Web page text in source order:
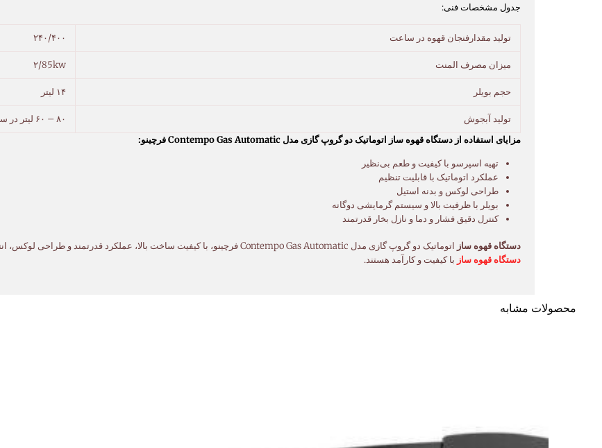
جدول مشخصات فنی:
تولید مقدارفنجان قهوه در ساعت ۲۴۰/۴۰۰
میزان مصرف المنت ۲/85kw
حجم بویلر ۱۴ لیتر
تولید آبجوش
۸۰ – ۶۰ لیتر در ساعت
مزایای استفاده از دستگاه قهوه ساز اتوماتیک دو گروپ گازی مدل Contempo Gas Automatic فرچینو:
تهیه اسپرسو با کیفیت و طعم بی‌نظیر
عملکرد اتوماتیک با قابلیت تنظیم
طراحی لوکس و بدنه استیل
بویلر با ظرفیت بالا و سیستم گرمایشی دوگانه
کنترل دقیق فشار و دما و نازل بخار قدرتمند
دستگاه قهوه ساز اتوماتیک دو گروپ گازی مدل Contempo Gas Automatic فرچینو، با کیفیت ساخت بالا، عملکرد قدرتمند و طراحی لوکس، انتخابی ایده‌آل برای کافه‌های حرفه‌ای و کسانی است که به دنبال یک
دستگاه قهوه ساز با کیفیت و کارآمد هستند.
محصولات مشابه